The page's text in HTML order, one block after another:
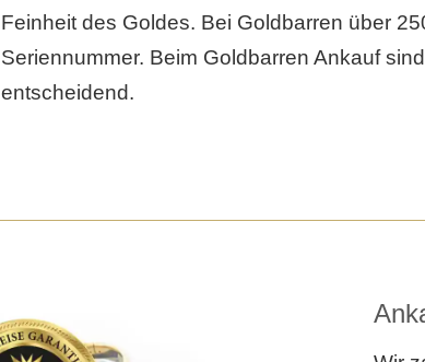
Feinheit des Goldes. Bei Goldbarren über
Seriennummer. Beim Goldbarren Ankauf
entscheidend.